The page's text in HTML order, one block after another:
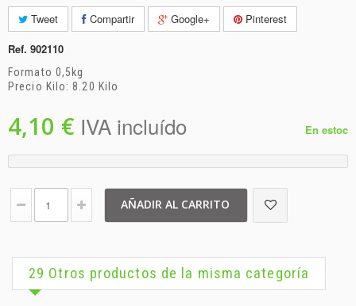
Tweet Compartir Google+
Pinterest
Ref. 902110
Formato 0,5kg
Precio Kilo: 8.20 Kilo
4,10 € IVA incluído En estoc
AÑADIR AL CARRITO
29 Otros productos de la misma categoría